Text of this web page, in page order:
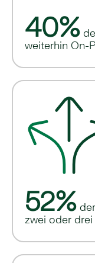
40%
weiterhin On-
52%
zwei oder